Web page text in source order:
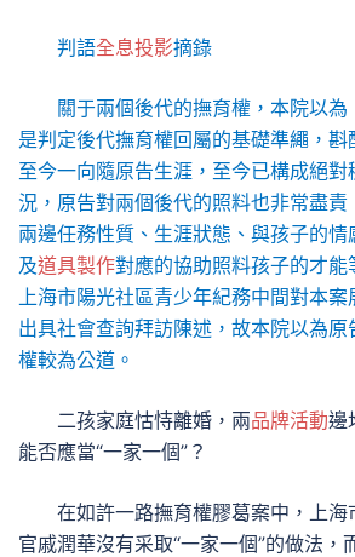
判語全息投影摘錄
關于兩個後代的撫育權，本院以
是判定後代撫育權回屬的基礎準繩，
至今一向隨原告生涯，至今已構成絕
況，原告對兩個後代的照料也非常盡
兩邊任務性質、生涯狀態、與孩子的
及道具製作對應的協助照料孩子的才
上海市陽光社區青少年紀務中間對本案
出具社會查詢拜訪陳述，故本院以為
權較為公道。
二孩家庭怙恃離婚，兩品牌活動邊
能否應當“一家一個”？
在如許一路撫育權膠葛案中，上海
官戚潤華沒有采取“一家一個”的做法，